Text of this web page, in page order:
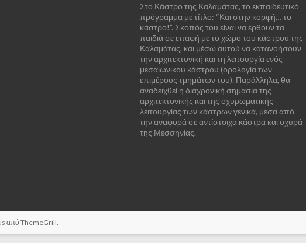
Στο Κάστρο της Καλαμάτας, το εκπαιδευτικό
πρόγραμμα με τίτλο: “Και στην κορφή… το
κάστρο!”. Σκοπός του είναι να έρθουν τα
παιδιά σε επαφή με το χώρο του κάστρου της
Καλαμάτας, και μέσω αυτού να κατανοήσουν
την αρχιτεκτονική και τη λειτουργία ενός
μεσαιωνικού κάστρου (ορολογία των
επιμέρους τμημάτων του). Παράλληλα, θα
αναδειχθεί η διαχρονική σημασία της
αρχιτεκτονικής και της οχυρωματικής
λειτουργίας των κάστρων γενικά, μέσα από
την αναφορά σε αντίστοιχα κάστρα και οχυρά
της Μεσσηνίας.
από ThemeGrill